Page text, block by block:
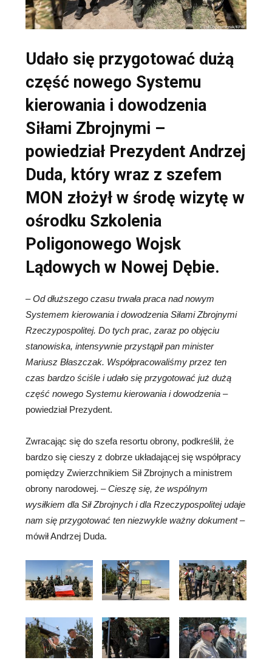
Udało się przygotować dużą
część nowego Systemu
kierowania i dowodzenia
Siłami Zbrojnymi –
powiedział Prezydent Andrzej
Duda, który wraz z szefem
MON złożył w środę wizytę w
ośrodku Szkolenia
Poligonowego Wojsk
Lądowych w Nowej Dębie.
–Od dłuższego czasu trwała praca nad nowym
Systemem kierowania i dowodzenia Siłami Zbrojnymi
Rzeczypospolitej. Do tych prac, zaraz po objęciu
stanowiska, intensywnie przystąpił pan minister
Mariusz Błaszczak. Współpracowaliśmy przez ten
czas bardzo ściśle i udało się przygotować już dużą
część nowego Systemu kierowania i dowodzenia –
powiedział Prezydent.
Zwracając się do szefa resortu obrony, podkreślił, że
bardzo się cieszy z dobrze układającej się współpracy
pomiędzy Zwierzchnikiem Sił Zbrojnych a ministrem
obrony narodowej. –Cieszę się, że wspólnym
wysiłkiem dla Sił Zbrojnych i dla Rzeczypospolitej udaje
nam się przygotować ten niezwykle ważny dokument–
mówił Andrzej Duda.